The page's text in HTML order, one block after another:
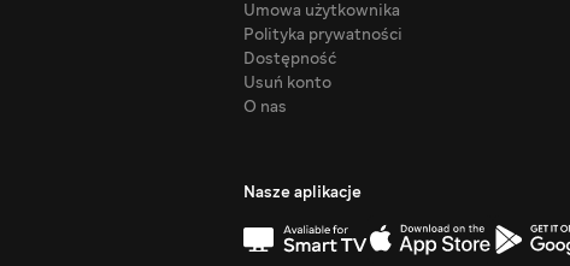
Umowa użytkownika
Polityka prywatności
Dostępność
Usuń konto
O nas
Nasze aplikacje